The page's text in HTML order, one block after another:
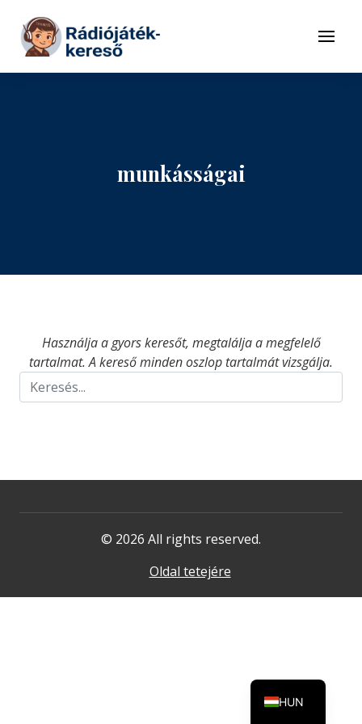
Tovább a tartalomhoz
Menü
munkásságai
Használja a gyors keresőt, megtalálja a megfelelő
tartalmat. A kereső minden oszlop tartalmát vizsgálja.
© 2026 All rights reserved.
Oldal tetejére
HUN